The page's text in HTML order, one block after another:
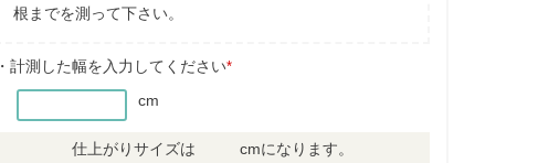
根までを測って下さい。
・計測した幅を入力してください*
cm
仕上がりサイズは cmになります。